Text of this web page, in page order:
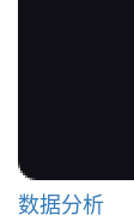
数据分析